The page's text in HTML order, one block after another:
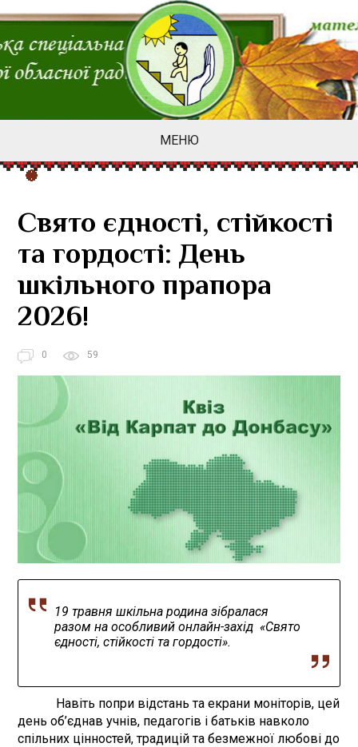
МЕНЮ
Свято єдності, стійкості
та гордості: День
шкільного прапора
2026!
0 59
19 травня шкільна родина зібралася
разом на особливий онлайн-захід «Свято
єдності, стійкості та гордості».
Навіть попри відстань та екрани моніторів, цей
день об’єднав учнів, педагогів і батьків навколо
спільних цінностей, традицій та безмежної любові до